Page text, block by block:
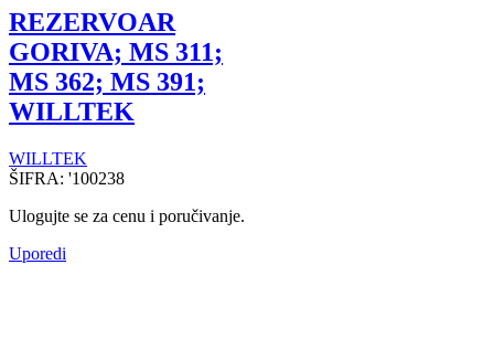
REZERVOAR
GORIVA; MS 311;
MS 362; MS 391;
WILLTEK
WILLTEK
ŠIFRA: '100238
Ulogujte se za cenu i poručivanje.
Uporedi